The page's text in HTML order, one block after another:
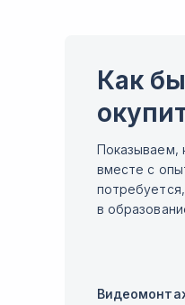
Как
Показываем,
вместе с
в